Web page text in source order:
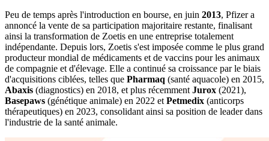
Peu de temps après l'introduction en bourse, en juin 2013, Pfizer a
annoncé la vente de sa participation majoritaire restante, finalisant
ainsi la transformation de Zoetis en une entreprise totalement
indépendante. Depuis lors, Zoetis s'est imposée comme le plus grand
producteur mondial de médicaments et de vaccins pour les animaux
de compagnie et d'élevage. Elle a continué sa croissance par le biais
d'acquisitions ciblées, telles que Pharmaq (santé aquacole) en 2015,
Abaxis (diagnostics) en 2018, et plus récemment Jurox (2021),
Basepaws (génétique animale) en 2022 et Petmedix (anticorps
thérapeutiques) en 2023, consolidant ainsi sa position de leader dans
l'industrie de la santé animale.